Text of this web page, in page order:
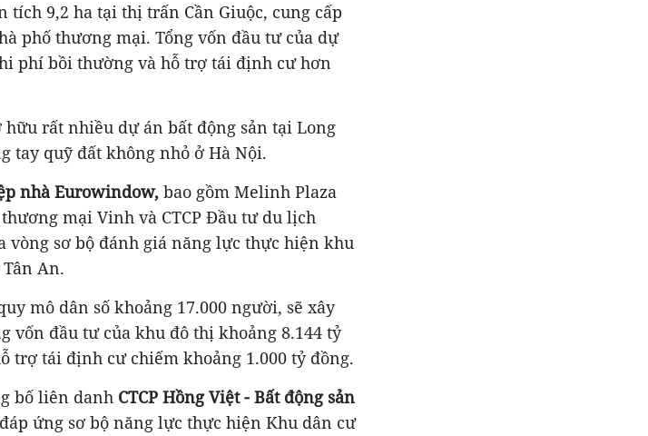
9,2 ha tại thị trấn Cần Giuộc, cung cấp
phố thương mại. Tổng vốn đầu tư của dự
phí bồi thường và hỗ trợ tái định cư hơn
rất nhiều dự án bất động sản tại Long
tay quỹ đất không nhỏ ở Hà Nội.
nhà Eurowindow, bao gồm Melinh Plaza
mại Vinh và CTCP Đầu tư du lịch
sơ bộ đánh giá năng lực thực hiện khu
An.
mô dân số khoảng 17.000 người, sẽ xây
vốn đầu tư của khu đô thị khoảng 8.144 tỷ
trợ tái định cư chiếm khoảng 1.000 tỷ đồng.
bố liên danh CTCP Hồng Việt - Bất động sản
ứng sơ bộ năng lực thực hiện Khu dân cư